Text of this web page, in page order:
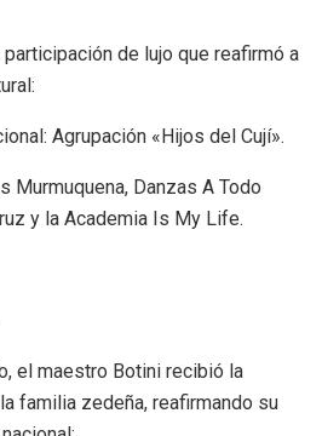
de lujo que reafirmó a
Agrupación «Hijos del Cují».
Murmuquena, Danzas A Todo
y la Academia Is My Life.
el maestro Botini recibió la
familia zedeña, reafirmando su